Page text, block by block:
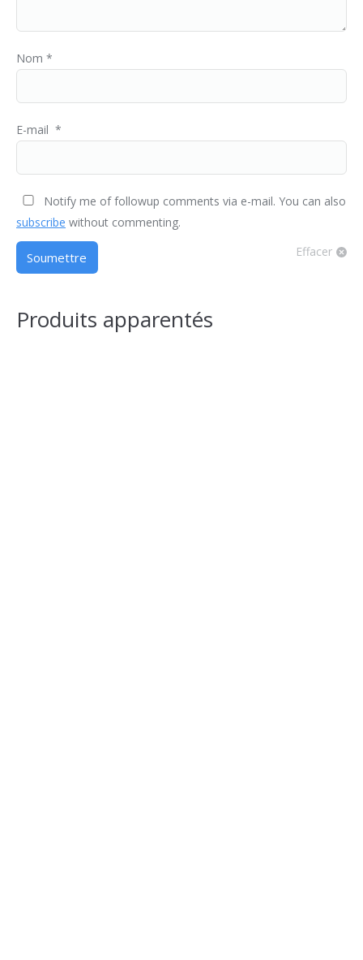
Nom *
E-mail *
Notify me of followup comments via e-mail. You can also
subscribe without commenting.
Effacer
Produits apparentés